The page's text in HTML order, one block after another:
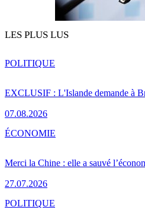
LES PLUS LUS
EXCLUSIF : L'Islande demande à
07.08.2026
POLITIQUE
Merci la Chine : elle a sauvé
27.07.2026
ÉCONOMIE
POLITIQUE